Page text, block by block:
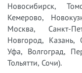
Новосибирск,
Кемерово,
Москва, Санкт-
Новгород, Казань,
Уфа, Волгоград,
Тольятти, Сочи).